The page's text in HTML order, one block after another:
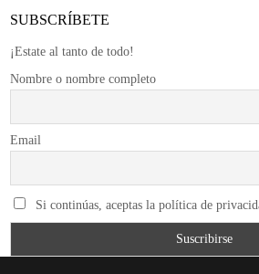
SUBSCRÍBETE
¡Estate al tanto de todo!
Nombre o nombre completo
Email
Si continúas, aceptas la política de